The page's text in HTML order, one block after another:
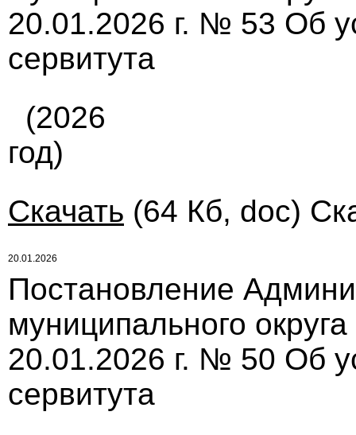
20.01.2026 г. № 53 Об
сервитута
(2026
год)
Скачать (64 Кб, doc)
20.01.2026
Постановление
муниципального
20.01.2026 г. № 50 Об
сервитута